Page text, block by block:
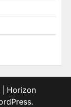
| Horizon
.